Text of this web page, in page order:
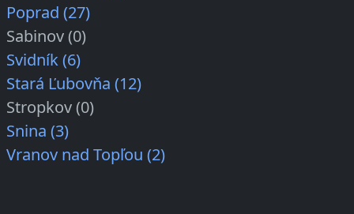
Poprad (27)
Sabinov (0)
Svidník (6)
Stará Ľubovňa (12)
Stropkov (0)
Snina (3)
Vranov nad Topľou (2)